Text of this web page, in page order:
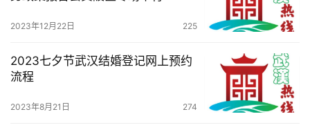
2023年12月22日 225
2023七夕节武汉结婚登记网上预约
流程
2023年8月21日 274